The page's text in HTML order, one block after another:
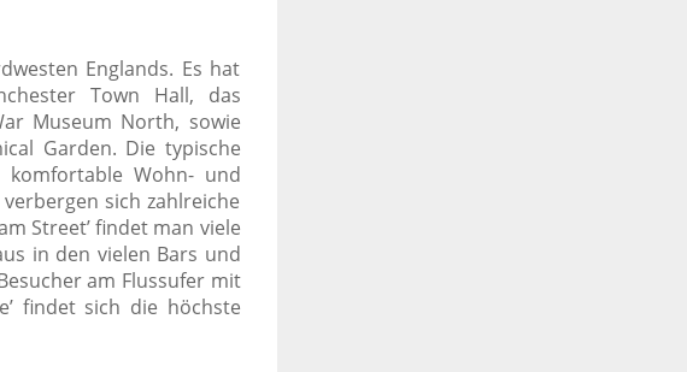
Englands. Es hat
Town Hall, das
Museum North, sowie
Garden. Die typische
komfortable Wohn- und
sich zahlreiche
Street’findet man viele
in den vielen Bars und
am Flussufer mit
’findet sich die höchste